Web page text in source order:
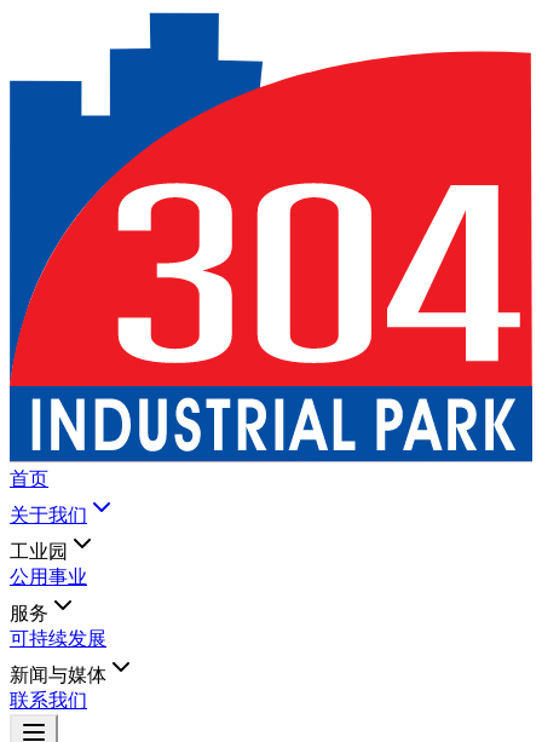
首页
关于我们
工业园
公用事业
服务
可持续发展
新闻与媒体
联系我们